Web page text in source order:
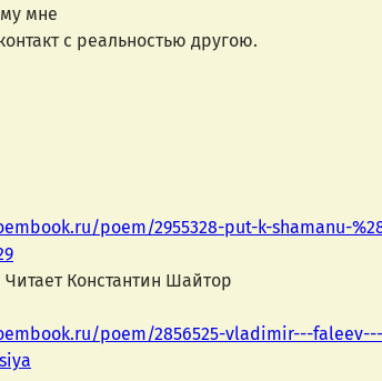
мне
с реальностью другою.
poem/2955328-put-k-shamanu-
                   Читает Константин Шайтор
poem/2856525-vladimir---